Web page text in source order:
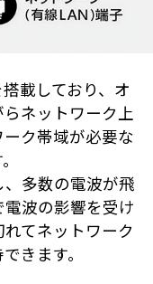
載しており、オ
ネットワーク上
ク帯域が必要な
、多数の電波が飛
波の影響を受け
てネットワーク
きます。